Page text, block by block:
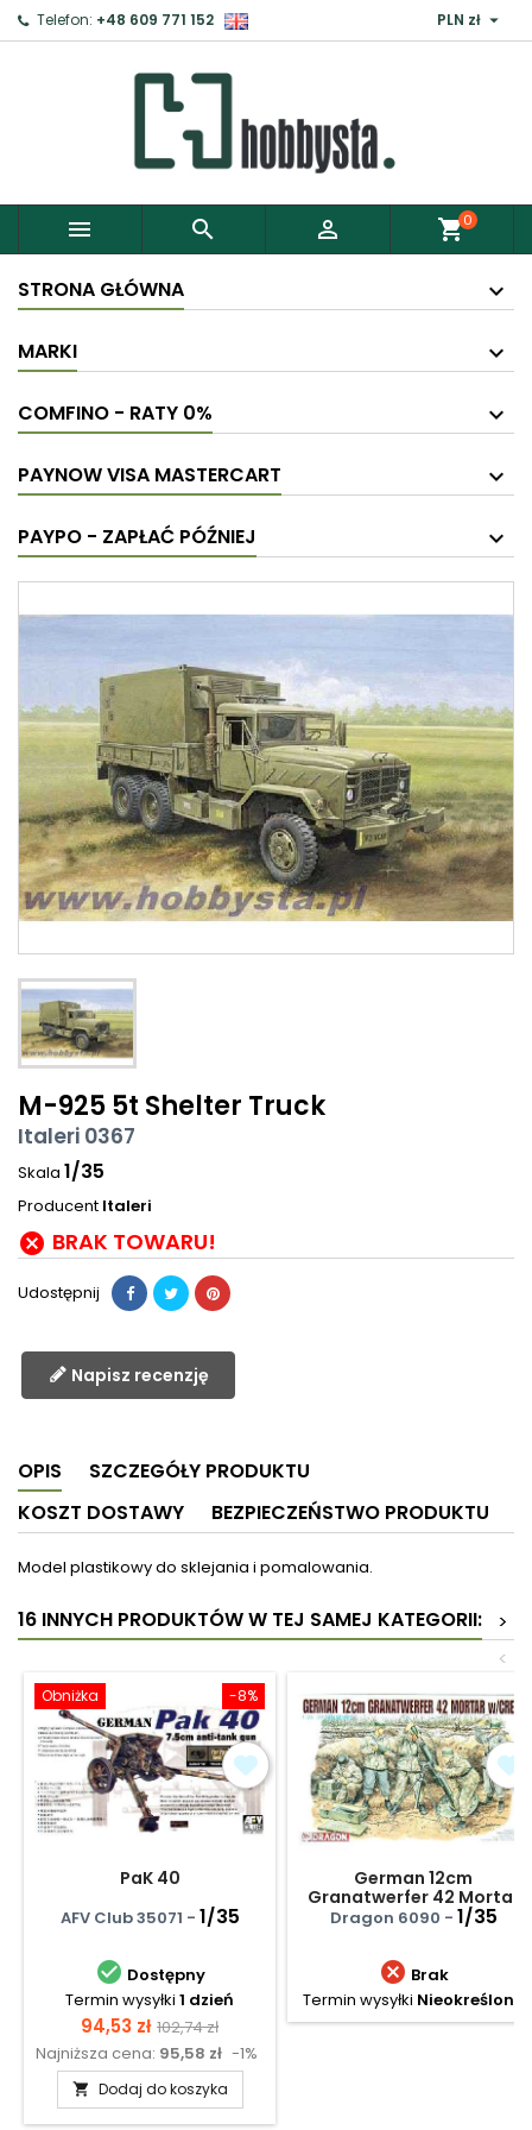
Telefon: +48 609 771 152 PLN zł 
   shopping_cart0
STRONA GŁÓWNA
MARKI
COMFINO - RATY 0%
PAYNOW VISA MASTERCART
PAYPO - ZAPŁAĆ PÓŹNIEJ
M-925 5t Shelter Truck
Italeri 0367
Skala 1/35
Producent Italeri
 BRAK TOWARU!
Udostępnij
Napisz recenzję
OPIS
SZCZEGÓŁY PRODUKTU
KOSZT DOSTAWY
BEZPIECZEŃSTWO PRODUKTU
Model plastikowy do sklejania i pomalowania.
16 INNYCH PRODUKTÓW W TEJ SAMEJ KATEGORII:
>
<
-8%
Obniżka
PaK 40
AFV Club 35071 - 1/35
 Dostępny
Termin wysyłki 1 dzień
Cena
94,53 zł Cena
podstawowa
102,74 zł
Najniższa cena: 95,58 zł -1%
 Dodaj do koszyka
German 12cm
Granatwerfer 42 Mortar
w/CREW
Dragon 6090 - 1/35
 Brak
Termin wysyłki Nieokreślony